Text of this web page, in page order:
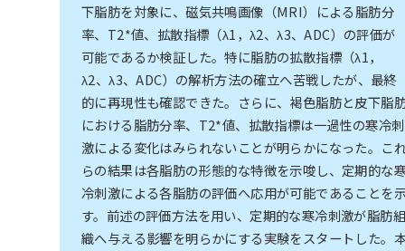
下脂肪を対象に、磁気共鳴画像（MRI）による脂肪分
率、T2*値、拡散指標（λ1，λ2、λ3、ADC）の評価が
可能であるか検証した。特に脂肪の拡散指標（λ1，
λ2、λ3、ADC）の解析方法の確立へ苦戦したが、最終
的に再現性も確認できた。さらに、褐色脂肪と皮下脂
における脂肪分率、T2*値、拡散指標は一過性の寒冷刺
激による変化はみられないことが明らかになった。こ
らの結果は各脂肪の形態的な特徴を示唆し、定期的な
冷刺激による各脂肪の評価へ応用が可能であることを
す。前述の評価方法を用い、定期的な寒冷刺激が脂肪組
織へ与える影響を明らかにする実験をスタートした。